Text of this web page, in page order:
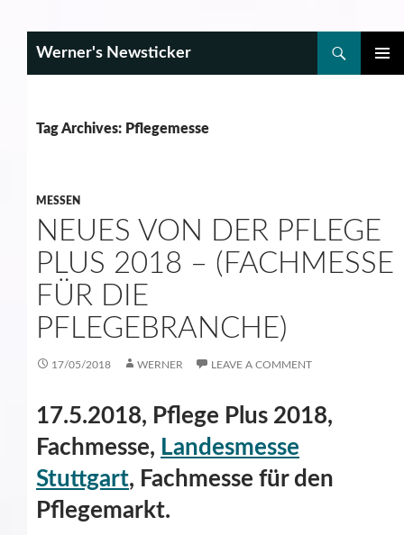
Werner's Newsticker
Tag Archives: Pflegemesse
MESSEN
NEUES VON DER PFLEGE
PLUS 2018 – (FACHMESSE
FÜR DIE
PFLEGEBRANCHE)
17/05/2018 WERNER LEAVE A COMMENT
17.5.2018, Pflege Plus 2018,
Fachmesse, Landesmesse
Stuttgart, Fachmesse für den
Pflegemarkt.